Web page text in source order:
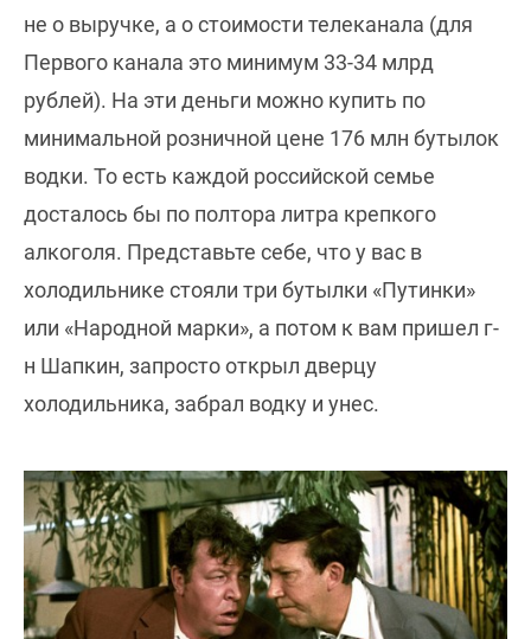
не о выручке, а о стоимости телеканала (для
Первого канала это минимум 33-34 млрд
рублей). На эти деньги можно купить по
минимальной розничной цене 176 млн бутылок
водки. То есть каждой российской семье
досталось бы по полтора литра крепкого
алкоголя. Представьте себе, что у вас в
холодильнике стояли три бутылки «Путинки»
или «Народной марки», а потом к вам пришел г-
н Шапкин, запросто открыл дверцу
холодильника, забрал водку и унес.